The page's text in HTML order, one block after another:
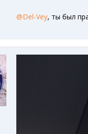
@Del-Vey, ты был